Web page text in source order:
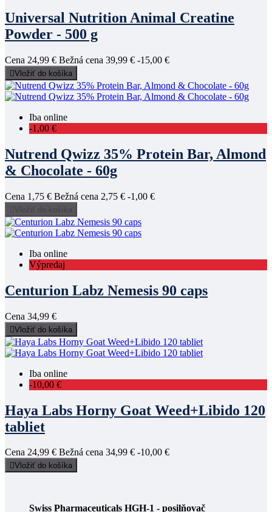
Universal Nutrition Animal Creatine
Powder - 500 g
Cena 24,99 € Bežná cena 39,99 € -15,00 €
Vložiť do košíka
Iba online
-1,00 €
Nutrend Qwizz 35% Protein Bar, Almond
& Chocolate - 60g
Cena 1,75 € Bežná cena 2,75 € -1,00 €
Vložiť do košíka
Iba online
Výpredaj
Centurion Labz Nemesis 90 caps
Cena 34,99 €
Vložiť do košíka
Iba online
-10,00 €
Haya Labs Horny Goat Weed+Libido 120
tabliet
Cena 24,99 € Bežná cena 34,99 € -10,00 €
Vložiť do košíka
Swiss Pharmaceuticals HGH-1 - posilňovač